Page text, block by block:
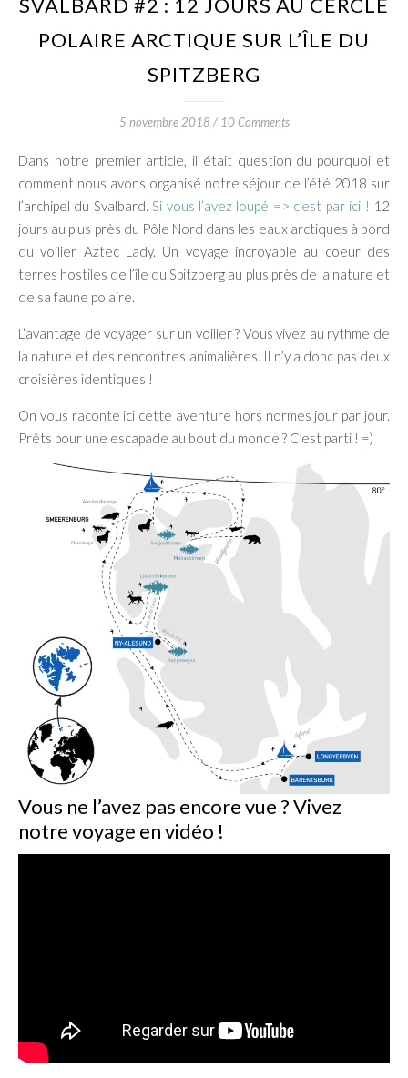
POLAIRE ARCTIQUE SUR L’ÎLE DU
SPITZBERG
5 novembre 2018 / 10 Comments
Dans notre premier article, il était question du pourquoi et
comment nous avons organisé notre séjour de l’été 2018 sur
l’archipel du Svalbard.Si vous l’avez loupé => c’est par ici ! 12
jours au plus près du Pôle Nord dans les eaux arctiques à bord
du voilier Aztec Lady. Un voyage incroyable au coeur des
terres hostiles de l’île du Spitzberg au plus près de la nature et
de sa faune polaire.
L’avantage de voyager sur un voilier ? Vous vivez au rythme de
la nature et des rencontres animalières. Il n’y a donc pas deux
croisières identiques !
On vous raconte ici cette aventure hors normes jour par jour.
Prêts pour une escapade au bout du monde ? C’est parti ! =)
Vous ne l’avez pas encore vue ? Vivez
notre voyage en vidéo !